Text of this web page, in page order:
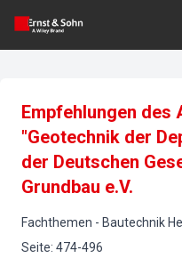
Empfehlungen des
"Geotechnik der
der Deutschen
Grundbau e.V.
Fachthemen - Bautechnik
Seite: 474-496